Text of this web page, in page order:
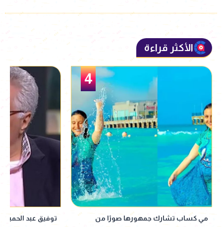
الأكثر قراءة
5
توفيق عبد الحميد يكشف تفاصيل حالته
ملك قورة تحتفل